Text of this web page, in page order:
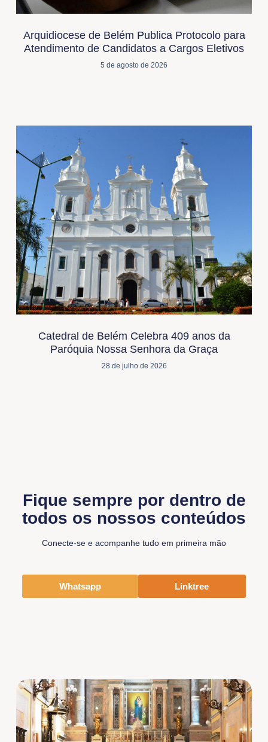
Arquidiocese de Belém Publica Protocolo para
Atendimento de Candidatos a Cargos Eletivos
5 de agosto de 2026
Catedral de Belém Celebra 409 anos da
Paróquia Nossa Senhora da Graça
28 de julho de 2026
Fique sempre por dentro de
todos os nossos conteúdos
Conecte-se e acompanhe tudo em primeira mão
Whatsapp Linktree